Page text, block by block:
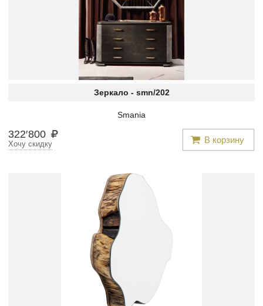
Зеркало - smn/202
Smania
322′800 В корзину
Хочу скидку